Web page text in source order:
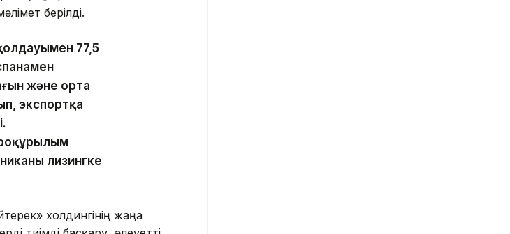
берілді.
77,5
және орта
экспортқа
лизингке
холдингінің жаңа